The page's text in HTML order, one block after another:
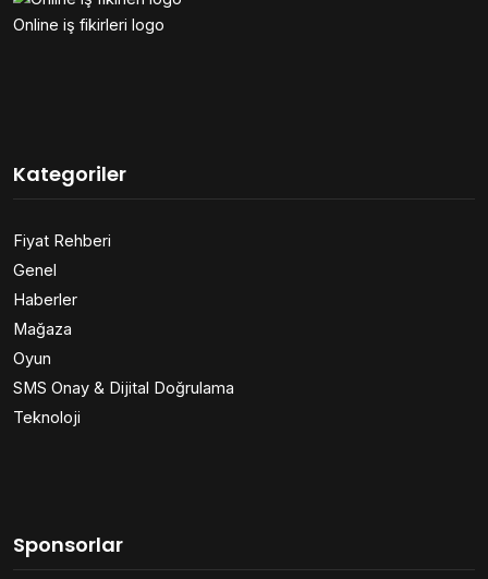
Online iş fikirleri logo
Kategoriler
Fiyat Rehberi
Genel
Haberler
Mağaza
Oyun
SMS Onay & Dijital Doğrulama
Teknoloji
Sponsorlar